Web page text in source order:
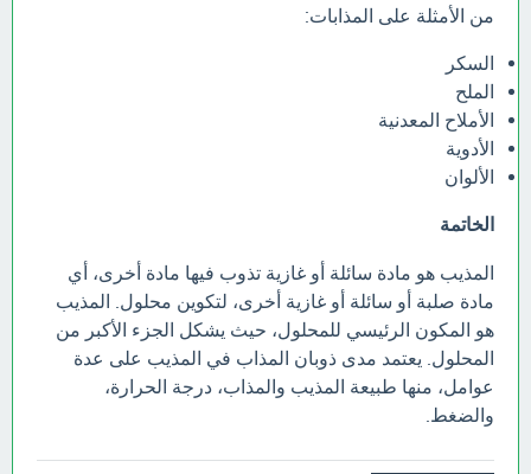
من الأمثلة على المذابات:
السكر
الملح
الأملاح المعدنية
الأدوية
الألوان
الخاتمة
المذيب هو مادة سائلة أو غازية تذوب فيها مادة أخرى، أي
مادة صلبة أو سائلة أو غازية أخرى، لتكوين محلول. المذيب
هو المكون الرئيسي للمحلول، حيث يشكل الجزء الأكبر من
المحلول. يعتمد مدى ذوبان المذاب في المذيب على عدة
عوامل، منها طبيعة المذيب والمذاب، درجة الحرارة،
والضغط.